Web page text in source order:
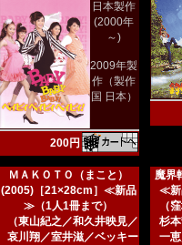
日本製作
(2000年
～)
2009年製
作（製作
国 日本）
200円
ＭＡＫＯＴＯ（まこと）
(2005)［21×28cm］≪新品
≫（1人1冊まで）
（東山紀之／和久井映見／
哀川翔／室井滋／ベッキー
魔界
≪新
（
杉
一